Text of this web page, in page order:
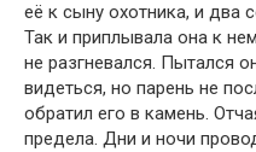
её к сыну охотника, и два
Так и приплывала она к
не разгневался. Пытался
видеться, но парень не
обратил его в камень.
предела. Дни и ночи